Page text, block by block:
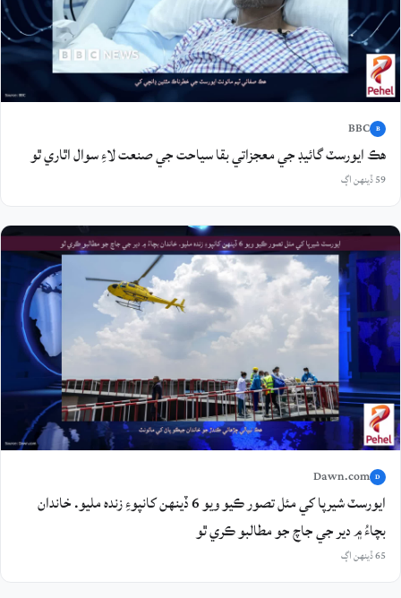
B
BBC
هڪ ايورسٽ گائيڊ جي معجزاتي بقا سياحت جي صنعت لاءِ سوال اٿاري ٿو
59 ڏينهن اڳ
D
Dawn.com
ايورسٽ شيرپا کي مئل تصور ڪيو ويو 6 ڏينهن کانپوءِ زنده مليو. خاندان
بچاءُ ۾ دير جي جاچ جو مطالبو ڪري ٿو
65 ڏينهن اڳ